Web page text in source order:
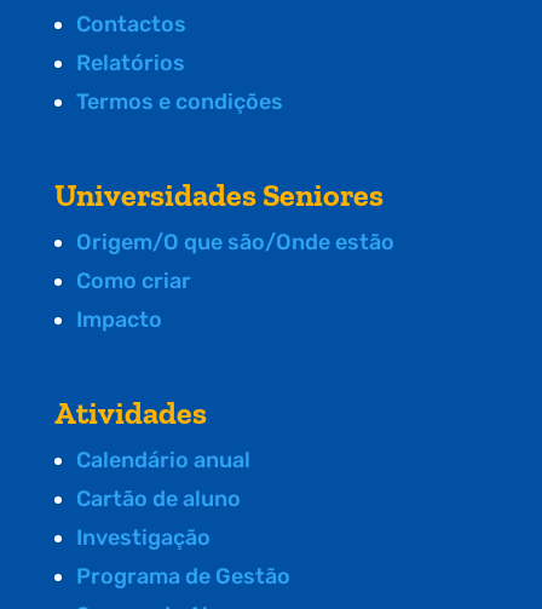
Contactos
Relatórios
Termos e condições
Universidades Seniores
Origem/O que são/Onde estão
Como criar
Impacto
Atividades
Calendário anual
Cartão de aluno
Investigação
Programa de Gestão